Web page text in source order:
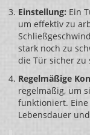
Einstellung: Ein
um effektiv zu
stark noch zu
die Tür sicher zu
Regelmäßige
regelmäßig, um
funktioniert.
Lebensdauer